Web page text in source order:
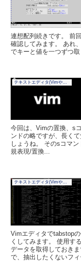
連想配列続きです。 前
確認してみます。 あれ
でキーと値を一つずつ
テキストエディタ(Vimやその他)
今回は、Vimの置換、s
ンドの略ですが、長く
しょうね。 そのsコマ
規表現/置換...
テキストエディタ(Vimやその他)
Vimエディタでtabstop
くしてみます。 使用す
データを取得しておき
で、抽出したくないフィ